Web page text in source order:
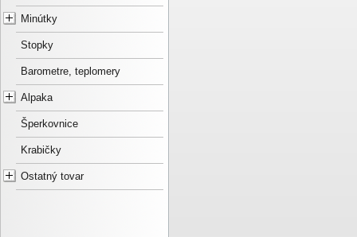
Minútky
Stopky
Barometre, teplomery
Alpaka
Šperkovnice
Krabičky
Ostatný tovar